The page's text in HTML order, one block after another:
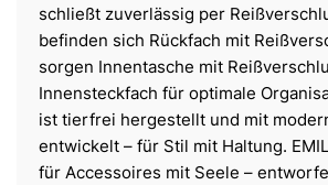
schließt zuverlässig per
befinden sich Rückfach mit
sorgen Innentasche mit
Innensteckfach für optimale
ist tierfrei hergestellt und mit
entwickelt – für Stil mit Haltung.
für Accessoires mit Seele –